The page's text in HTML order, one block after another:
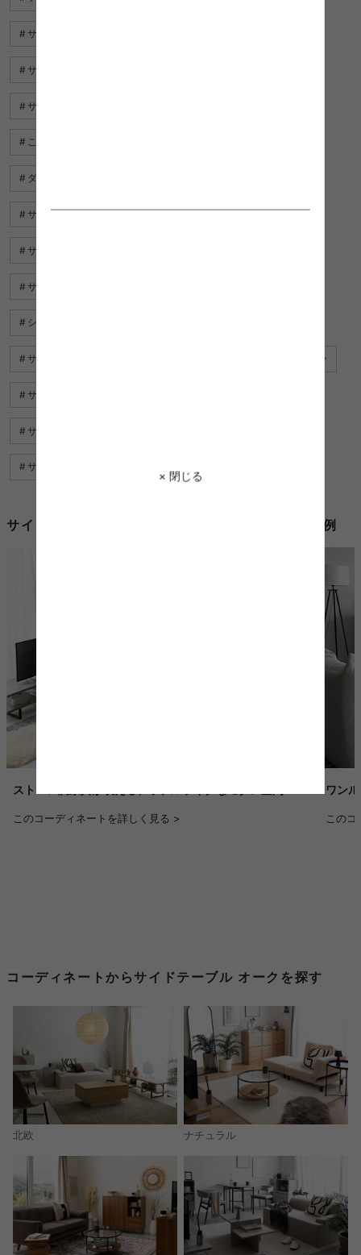
× 閉じる
サイドテーブル 北欧
サイドテーブル モダン
サイドテーブル 安い
こたつ オーク
ダイニングテーブル オーク
サイドテーブル ヴィンテージ サイドテーブル かわいい
サイドテーブル 丸
サイドテーブル アイアン
シェルフ オーク
サイドテーブル ミッドセンチュリー サイドテーブル パソコン
サイドテーブル スチール
サイドテーブル 可愛い
サイドテーブル 黒
サイドテーブル オークを使用したコーディネート例
ストーン調家具が映える、ホテルライクなモダン空間
このコーディネートを詳しく見る >
ワン
この
コーディネートからサイドテーブル オークを探す
北欧 ナチュラル